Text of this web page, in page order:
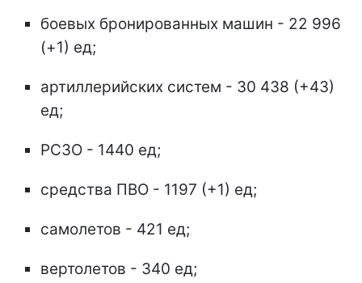
боевых бронированных машин - 22 996
(+1) ед;
артиллерийских систем - 30 438 (+43)
ед;
РСЗО - 1440 ед;
средства ПВО - 1197 (+1) ед;
самолетов - 421 ед;
вертолетов - 340 ед;